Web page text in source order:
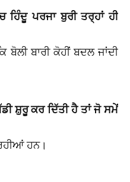
ਹਿੰਦੂ ਪਰਜਾ ਬੁਰੀ ਤਰ੍ਹਾਂ ਹੀ
ਬਾਰੀ ਕੋਹੀਂ ਬਦਲ ਜਾਂਦੀ
ਸ਼ੁਰੂ ਕਰ ਦਿੱਤੀ ਹੈ ਤਾਂ ਜੋ ਸਮੇਂ
ਹਨ।